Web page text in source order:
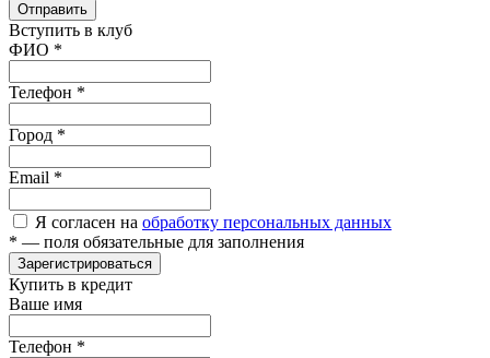
Отправить
Вступить в клуб
ФИО *
Телефон *
Город *
Email *
Я согласен на обработку персональных данных
* — поля обязательные для заполнения
Зарегистрироваться
Купить в кредит
Ваше имя
Телефон *